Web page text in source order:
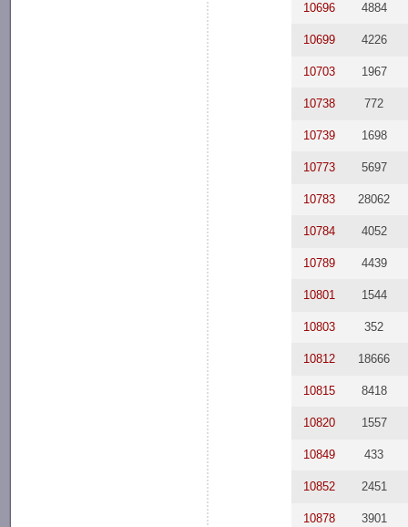
10696 4884
10699 4226
10703 1967
10738 772
10739 1698
10773 5697
10783 28062
10784 4052
10789 4439
10801 1544
10803 352
10812 18666
10815 8418
10820 1557
10849 433
10852 2451
10878 3901